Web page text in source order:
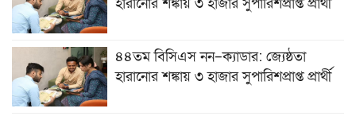
হারানোর শঙ্কায় ৩ হাজার সুপারিশপ্রাপ্ত প্রার্থী
৪৪তম বিসিএস নন–ক্যাডার: জ্যেষ্ঠতা
হারানোর শঙ্কায় ৩ হাজার সুপারিশপ্রাপ্ত প্রার্থী